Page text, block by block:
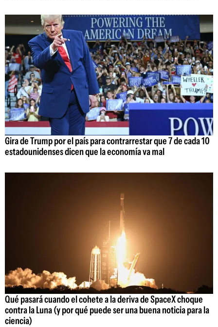
Gira de Trump por el país para contrarrestar que 7 de cada 10
estadounidenses dicen que la economía va mal
Qué pasará cuando el cohete a la deriva de SpaceX choque
contra la Luna (y por qué puede ser una buena noticia para la
ciencia)